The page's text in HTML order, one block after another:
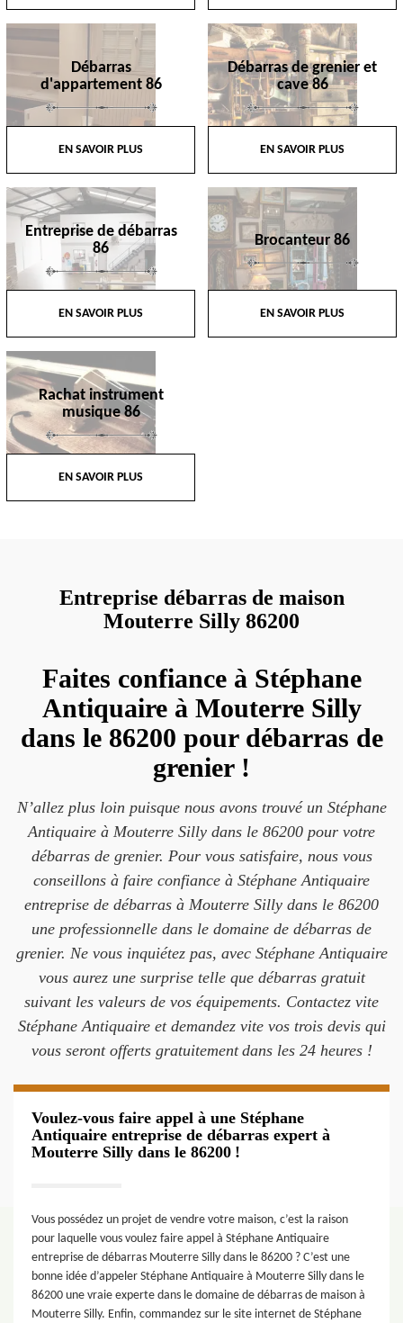
Débarras
d'appartement 86
EN SAVOIR PLUS
Débarras de grenier et
cave 86
EN SAVOIR PLUS
Entreprise de débarras
86
EN SAVOIR PLUS
Brocanteur 86
EN SAVOIR PLUS
Rachat instrument
musique 86
EN SAVOIR PLUS
Entreprise débarras de maison
Mouterre Silly 86200
Faites confiance à Stéphane
Antiquaire à Mouterre Silly
dans le 86200 pour débarras de
grenier !
N’allez plus loin puisque nous avons trouvé un Stéphane
Antiquaire à Mouterre Silly dans le 86200 pour votre
débarras de grenier. Pour vous satisfaire, nous vous
conseillons à faire confiance à Stéphane Antiquaire
entreprise de débarras à Mouterre Silly dans le 86200
une professionnelle dans le domaine de débarras de
grenier. Ne vous inquiétez pas, avec Stéphane Antiquaire
vous aurez une surprise telle que débarras gratuit
suivant les valeurs de vos équipements. Contactez vite
Stéphane Antiquaire et demandez vite vos trois devis qui
vous seront offerts gratuitement dans les 24 heures !
Voulez-vous faire appel à une Stéphane
Antiquaire entreprise de débarras expert à
Mouterre Silly dans le 86200 !
Vous possédez un projet de vendre votre maison, c’est la raison
pour laquelle vous voulez faire appel à Stéphane Antiquaire
entreprise de débarras Mouterre Silly dans le 86200 ? C’est une
bonne idée d’appeler Stéphane Antiquaire à Mouterre Silly dans le
86200 une vraie experte dans le domaine de débarras de maison à
Mouterre Silly. Enfin, commandez sur le site internet de Stéphane